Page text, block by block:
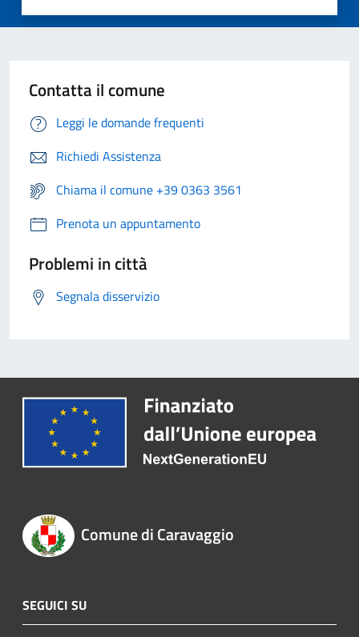
Contatta il comune
Leggi le domande frequenti
Richiedi Assistenza
Chiama il comune +39 0363 3561
Prenota un appuntamento
Problemi in città
Segnala disservizio
Comune di Caravaggio
SEGUICI SU